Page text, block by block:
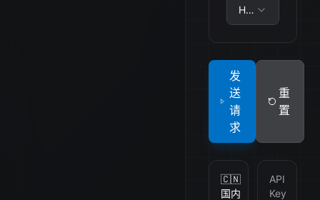
Hex 编码
发
送
请
求
重
置
🇨🇳
国内
API
Key